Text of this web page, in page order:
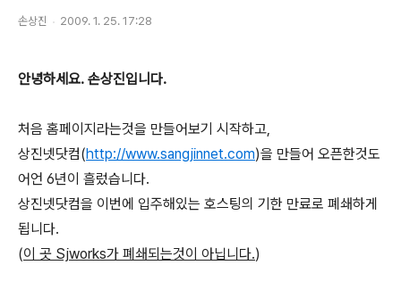
손상진 2009. 1. 25. 17:28
안녕하세요. 손상진입니다.
처음 홈페이지라는것을 만들어보기 시작하고,
상진넷닷컴(http://www.sangjinnet.com)을 만들어 오픈한것도
어언 6년이 흘렀습니다.
상진넷닷컴을 이번에 입주해있는 호스팅의 기한 만료로 폐쇄하게
됩니다.
(이 곳 Sjworks가 폐쇄되는것이 아닙니다.)